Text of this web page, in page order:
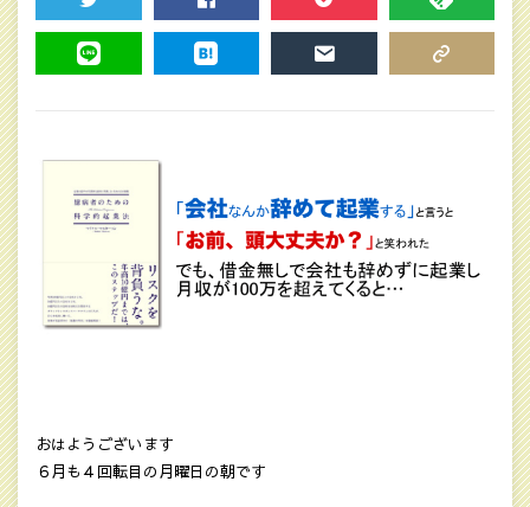
TWEET SHARE POCKET FEEDLY
おはようございます
６月も４回転目の月曜日の朝です